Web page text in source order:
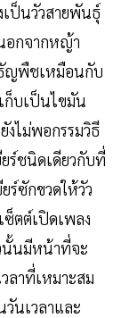
เป็นวัวสายพันธุ์
อกจากหญ้า
ญพืชเหมือนกับ
ก็บเป็นไขมัน
ไม่พอกรรมวิธี
ร์ชนิดเดียวกับที่
ร์ซักขวดให้วัว
ตต์เปิดเพลง
นั้นมีหน้าที่จะ
ลาที่เหมาะสม
นเวลาและ